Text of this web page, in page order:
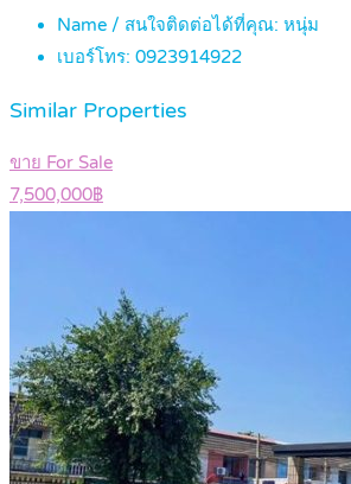
Name / สนใจติดต่อได้ที่คุณ: หนุ่ม
เบอร์โทร: 0923914922
Similar Properties
ขาย For Sale
7,500,000฿